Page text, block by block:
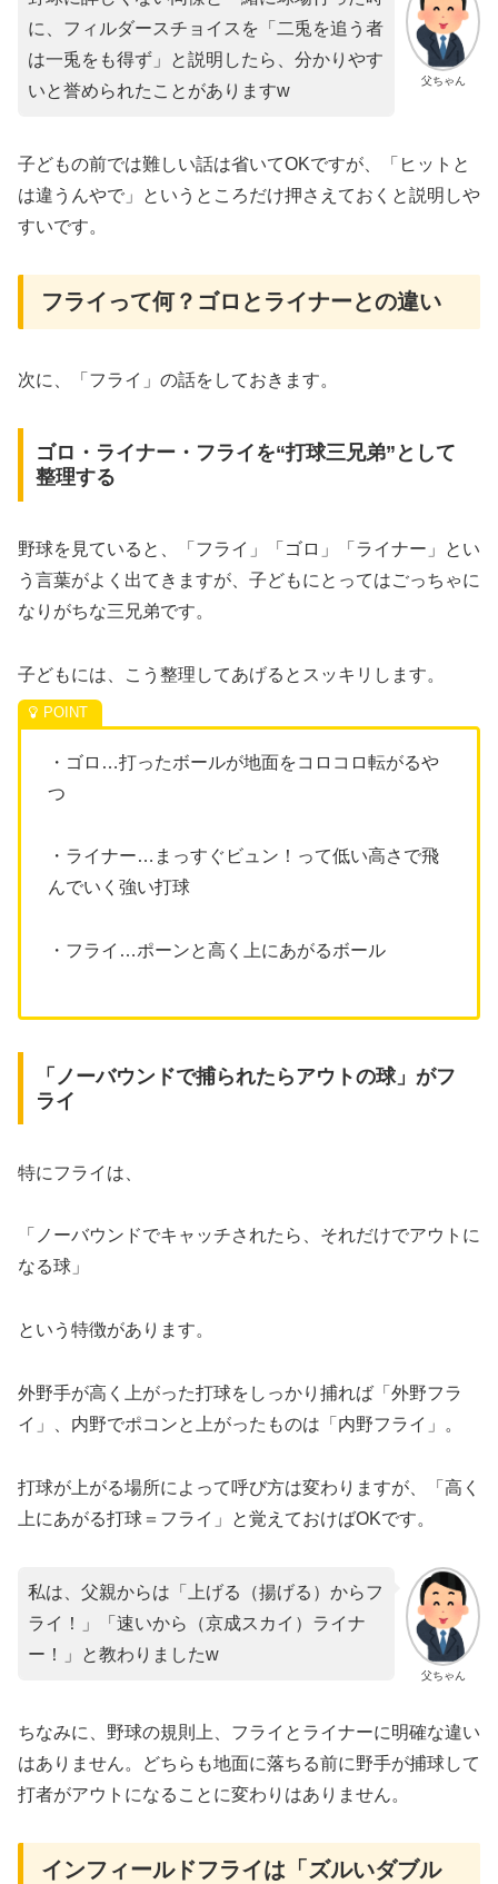
父ちゃん
に、フィルダースチョイスを「二兎を追う者
は一兎をも得ず」と説明したら、分かりやす
いと誉められたことがありますw
子どもの前では難しい話は省いてOKですが、「ヒットと
は違うんやで」というところだけ押さえておくと説明しや
すいです。
フライって何？ゴロとライナーとの違い
次に、「フライ」の話をしておきます。
ゴロ・ライナー・フライを“打球三兄弟”として
整理する
野球を見ていると、「フライ」「ゴロ」「ライナー」とい
う言葉がよく出てきますが、子どもにとってはごっちゃに
なりがちな三兄弟です。
子どもには、こう整理してあげるとスッキリします。
・ゴロ…打ったボールが地面をコロコロ転がるや
つ
・ライナー…まっすぐビュン！って低い高さで飛
んでいく強い打球
・フライ…ポーンと高く上にあがるボール
「ノーバウンドで捕られたらアウトの球」がフ
ライ
特にフライは、
「ノーバウンドでキャッチされたら、それだけでアウトに
なる球」
という特徴があります。
外野手が高く上がった打球をしっかり捕れば「外野フラ
イ」、内野でポコンと上がったものは「内野フライ」。
打球が上がる場所によって呼び方は変わりますが、「高く
上にあがる打球＝フライ」と覚えておけばOKです。
父ちゃん
私は、父親からは「上げる（揚げる）からフ
ライ！」「速いから（京成スカイ）ライナ
ー！」と教わりましたw
ちなみに、野球の規則上、フライとライナーに明確な違い
はありません。どちらも地面に落ちる前に野手が捕球して
打者がアウトになることに変わりはありません。
インフィールドフライは「ズルいダブル